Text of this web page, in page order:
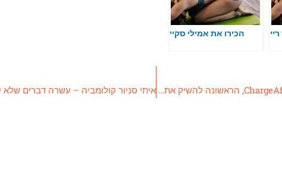
הכירו את אמילי סקיי
חברת הפינטק ChargeAfter, הראשונה להשיק את טכנולוגיית פריסת התשלומים של Visa